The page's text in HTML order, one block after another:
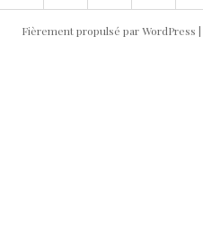
Fièrement propulsé par WordPress |